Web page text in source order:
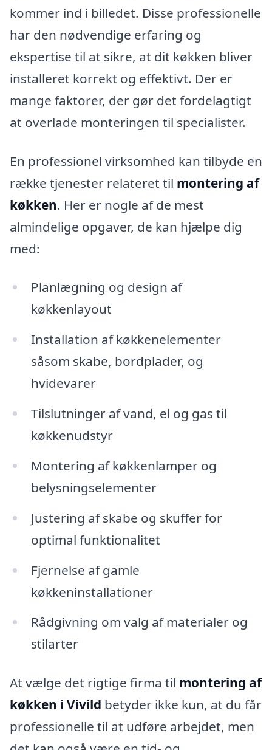
kommer ind i billedet. Disse professionelle
har den nødvendige erfaring og
ekspertise til at sikre, at dit køkken bliver
installeret korrekt og effektivt. Der er
mange faktorer, der gør det fordelagtigt
at overlade monteringen til specialister.
En professionel virksomhed kan tilbyde en
række tjenester relateret til montering af
køkken. Her er nogle af de mest
almindelige opgaver, de kan hjælpe dig
med:
Planlægning og design af
køkkenlayout
Installation af køkkenelementer
såsom skabe, bordplader, og
hvidevarer
Tilslutninger af vand, el og gas til
køkkenudstyr
Montering af køkkenlamper og
belysningselementer
Justering af skabe og skuffer for
optimal funktionalitet
Fjernelse af gamle
køkkeninstallationer
Rådgivning om valg af materialer og
stilarter
At vælge det rigtige firma til montering af
køkken i Vivild betyder ikke kun, at du får
professionelle til at udføre arbejdet, men